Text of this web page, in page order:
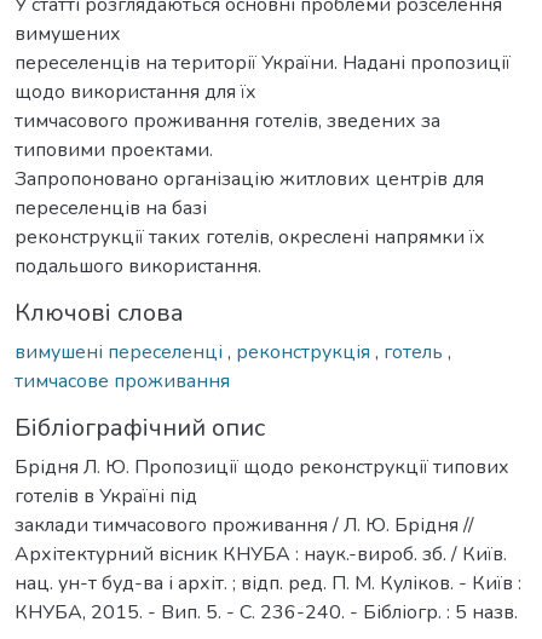
вимушених
переселенців на території України. Надані пропозиції
щодо використання для їх
тимчасового проживання готелів, зведених за
типовими проектами.
Запропоновано організацію житлових центрів для
переселенців на базі
реконструкції таких готелів, окреслені напрямки їх
подальшого використання.
Ключові слова
вимушені переселенці , реконструкція , готель ,
тимчасове проживання
Бібліографічний опис
Брідня Л. Ю. Пропозиції щодо реконструкції типових
готелів в Україні під
заклади тимчасового проживання / Л. Ю. Брідня //
Архітектурний вісник КНУБА : наук.-вироб. зб. / Київ.
нац. ун-т буд-ва і архіт. ; відп. ред. П. М. Куліков. - Київ :
КНУБА, 2015. - Вип. 5. - С. 236-240. - Бібліогр. : 5 назв.